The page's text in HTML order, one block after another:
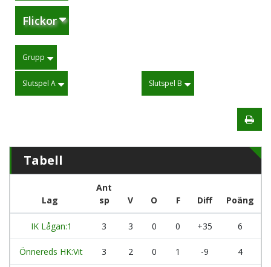
Flickor
Grupp
Slutspel A Slutspel B
Tabell
Lag
Ant
sp
V O F Diff Poäng
IK Lågan:1 3 3 0 0 +35 6
Önnereds HK:Vit 3 2 0 1 -9 4